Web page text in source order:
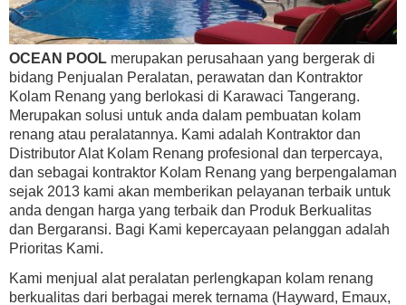
OCEAN POOL merupakan perusahaan yang bergerak di
bidang Penjualan Peralatan, perawatan dan Kontraktor
Kolam Renang yang berlokasi di Karawaci Tangerang.
Merupakan solusi untuk anda dalam pembuatan kolam
renang atau peralatannya. Kami adalah Kontraktor dan
Distributor Alat Kolam Renang profesional dan terpercaya,
dan sebagai kontraktor Kolam Renang yang berpengalaman
sejak 2013 kami akan memberikan pelayanan terbaik untuk
anda dengan harga yang terbaik dan Produk Berkualitas
dan Bergaransi. Bagi Kami kepercayaan pelanggan adalah
Prioritas Kami.
Kami menjual alat peralatan perlengkapan kolam renang
berkualitas dari berbagai merek ternama (Hayward, Emaux,